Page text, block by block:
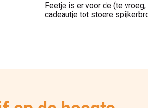
Feetje is er voor de (te
cadeautje tot stoere